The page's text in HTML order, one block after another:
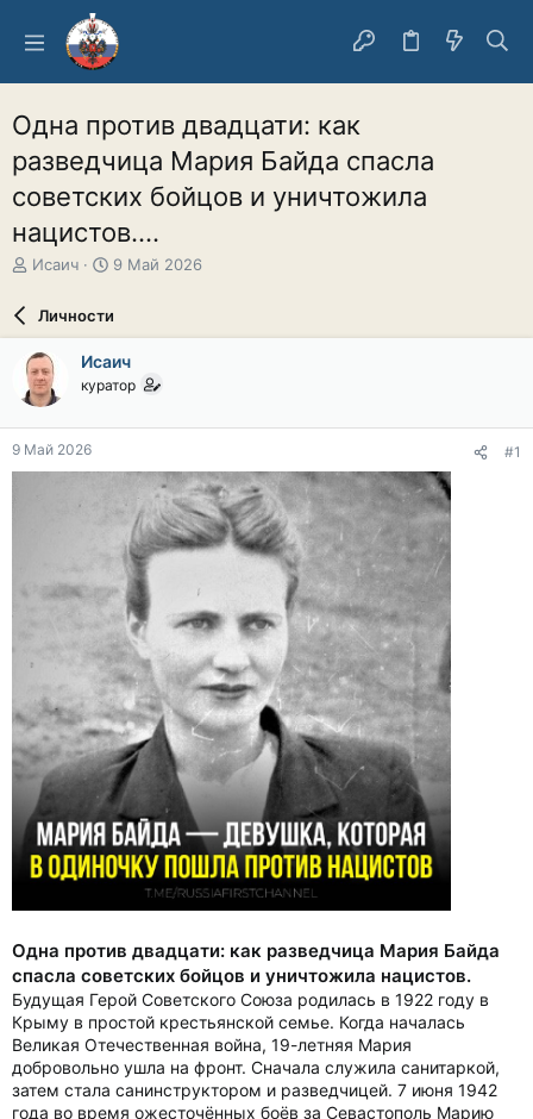
Одна против двадцати: как
разведчица Мария Байда спасла
советских бойцов и уничтожила
нацистов....
А
о
р
т
е
м
ы
Исаич
Д
а
а
ч
л
9 Май 2026
Личности
Исаич
куратор
9 Май 2026 #1
Одна против двадцати: как разведчица Мария Байда
спасла советских бойцов и уничтожила нацистов.
Будущая Герой Советского Союза родилась в 1922 году в
Крыму в простой крестьянской семье. Когда началась
Великая Отечественная война, 19-летняя Мария
добровольно ушла на фронт. Сначала служила санитаркой,
затем стала санинструктором и разведчицей. 7 июня 1942
года во время ожесточённых боёв за Севастополь Марию